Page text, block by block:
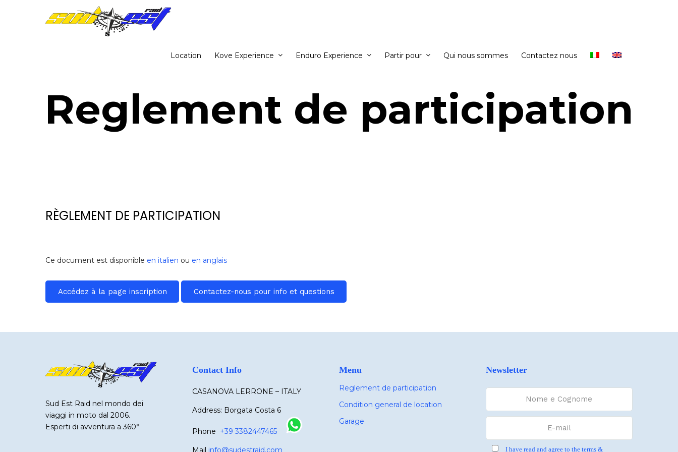
Location Kove Experience Enduro Experience Partir pour Qui nous sommes Contactez nous
Reglement de participation
RÈGLEMENT DE PARTICIPATION
Ce document est disponible en italien ou en anglais
Accédez à la page inscription Contactez-nous pour info et questions
Sud Est Raid nel mondo dei
viaggi in moto dal 2006.
Esperti di avventura a 360°
Contact Info
CASANOVA LERRONE – ITALY
Address: Borgata Costa 6
Phone +39 3382447465
Mail info@sudestraid.com
Menu
Reglement de participation
Condition general de location
Garage
Newsletter
I have read and agree to the terms &